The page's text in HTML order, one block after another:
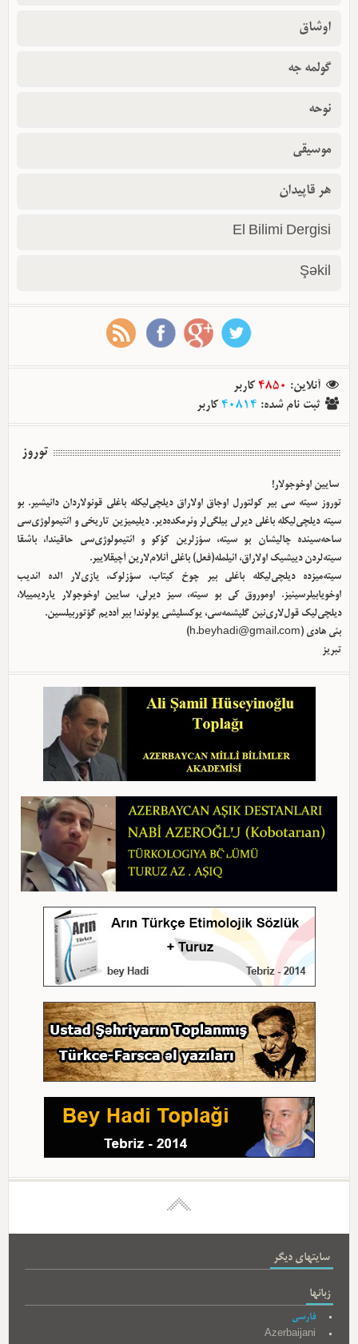
اوشاق
گولمه جه
نوحه
موسیقی
هر قاپیدان
El Bilimi Dergisi
Şəkil
آنلاین:
4850 کاربر
ثبت نام شده:
40814 کاربر
توروز
سایین اوخوجولار!
توروز سیته سی بیر کولتورل اوجاق اولا‌راق دیلچی‌لیکله باغلی قونولاردان دانیشیر. بو
سیته دیلچی‌لیکله باغلی دیرلی بیلگی‌لر وئرمکده‌دیر. دیلیمیزین تاریخی و ائتیمولوژی‌سی
ساحه‌سینده چالیشان بو سیته، سؤزلرین کؤکو و ائتیمولوژی‌سی حاقیندا، باشقا
سیته‌لردن دییشیک اولا‌راق، ائیلمله(فعل) باغلی آنلام‌لارین آچیقلاییر.
سیته‌میزده دیلچی‌لیکله باغلی بیر چوخ کیتاب، سؤزلوک، یازی‌لار الده ائدیب
اوخویابیلرسینیز. اوموروق کی بو سیته، سیز دیرلی، سایین اوخوجولار یاردیمییلا،
دیلچی‌لیک قول‌لاری‌نین گلیشمه‌سی، یوکسلیشی یولوندا بیر آددیم گؤتوربیلسین.
بئی هادی (h.beyhadi@gmail.com
)
تبریز
سایتهای دیگر
زبانها
فارسی
Azerbaijani